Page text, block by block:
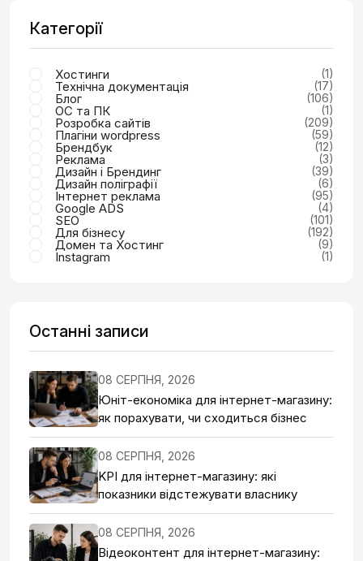
Категорії
Хостинги (1)
Технічна документація (17)
Блог (106)
ОС та ПК (1)
Розробка сайтів (209)
Плагіни wordpress (59)
Брендбук (12)
Реклама (3)
Дизайн і Брендинг (39)
Дизайн поліграфії (6)
Інтернет реклама (95)
Google ADS (4)
SEO (101)
Для бізнесу (192)
Домен та Хостинг (9)
Instagram (1)
Останні записи
08 СЕРПНЯ, 2026
Юніт-економіка для інтернет-магазину:
як порахувати, чи сходиться бізнес
08 СЕРПНЯ, 2026
KPI для інтернет-магазину: які
показники відстежувати власнику
08 СЕРПНЯ, 2026
Відеоконтент для інтернет-магазину: